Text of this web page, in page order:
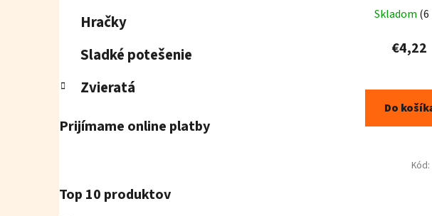
Hračky
Sladké potešenie
Zvieratá
Prijímame online platby
Top 10 produktov
Skladom (6
€4,22
Do
Kód: